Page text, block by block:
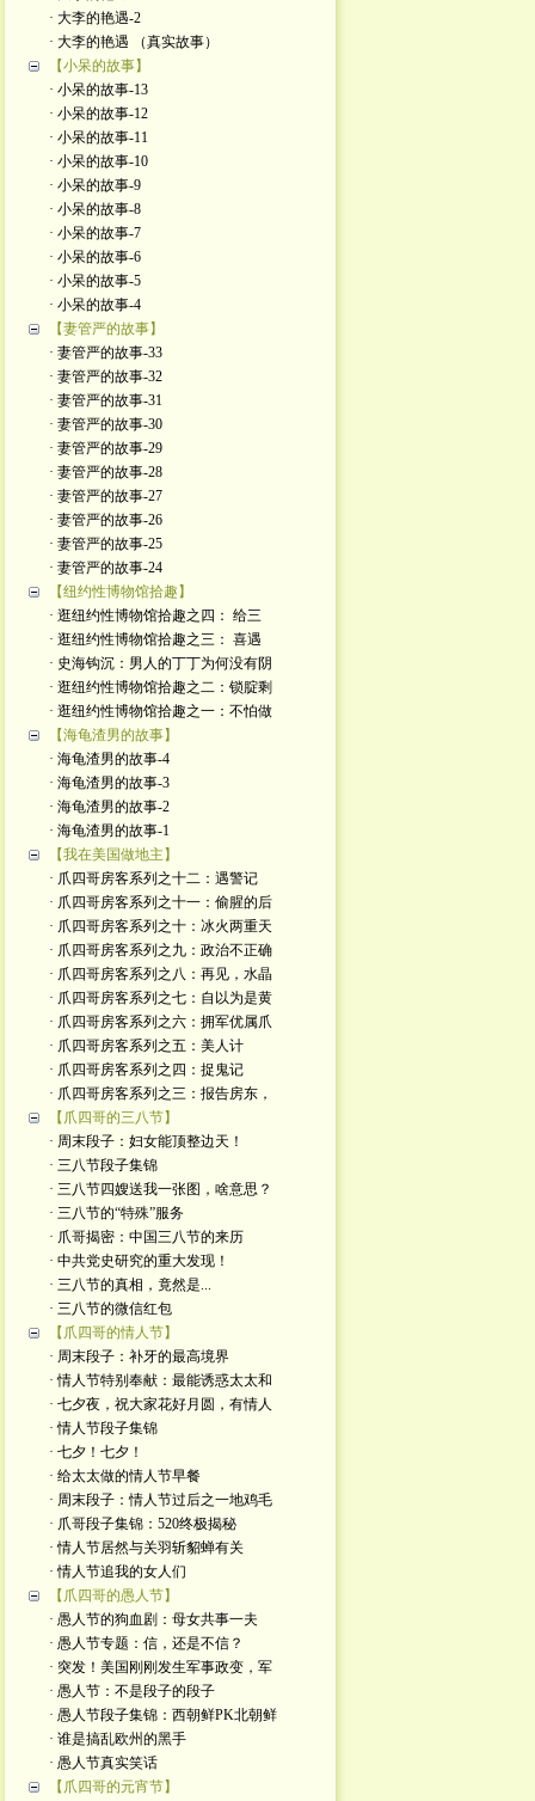
· 大李的艳遇-2
· 大李的艳遇 （真实故事）
【小呆的故事】
· 小呆的故事-13
· 小呆的故事-12
· 小呆的故事-11
· 小呆的故事-10
· 小呆的故事-9
· 小呆的故事-8
· 小呆的故事-7
· 小呆的故事-6
· 小呆的故事-5
· 小呆的故事-4
【妻管严的故事】
· 妻管严的故事-33
· 妻管严的故事-32
· 妻管严的故事-31
· 妻管严的故事-30
· 妻管严的故事-29
· 妻管严的故事-28
· 妻管严的故事-27
· 妻管严的故事-26
· 妻管严的故事-25
· 妻管严的故事-24
【纽约性博物馆拾趣】
· 逛纽约性博物馆拾趣之四： 给三
· 逛纽约性博物馆拾趣之三： 喜遇
· 史海钩沉：男人的丁丁为何没有阴
· 逛纽约性博物馆拾趣之二：锁腚剩
· 逛纽约性博物馆拾趣之一：不怕做
【海龟渣男的故事】
· 海龟渣男的故事-4
· 海龟渣男的故事-3
· 海龟渣男的故事-2
· 海龟渣男的故事-1
【我在美国做地主】
· 爪四哥房客系列之十二：遇警记
· 爪四哥房客系列之十一：偷腥的后
· 爪四哥房客系列之十：冰火两重天
· 爪四哥房客系列之九：政治不正确
· 爪四哥房客系列之八：再见，水晶
· 爪四哥房客系列之七：自以为是黄
· 爪四哥房客系列之六：拥军优属爪
· 爪四哥房客系列之五：美人计
· 爪四哥房客系列之四：捉鬼记
· 爪四哥房客系列之三：报告房东，
【爪四哥的三八节】
· 周末段子：妇女能顶整边天！
· 三八节段子集锦
· 三八节四嫂送我一张图，啥意思？
· 三八节的“特殊”服务
· 爪哥揭密：中国三八节的来历
· 中共党史研究的重大发现！
· 三八节的真相，竟然是...
· 三八节的微信红包
【爪四哥的情人节】
· 周末段子：补牙的最高境界
· 情人节特别奉献：最能诱惑太太和
· 七夕夜，祝大家花好月圆，有情人
· 情人节段子集锦
· 七夕！七夕！
· 给太太做的情人节早餐
· 周末段子：情人节过后之一地鸡毛
· 爪哥段子集锦：520终极揭秘
· 情人节居然与关羽斩貂蝉有关
· 情人节追我的女人们
【爪四哥的愚人节】
· 愚人节的狗血剧：母女共事一夫
· 愚人节专题：信，还是不信？
· 突发！美国刚刚发生军事政变，军
· 愚人节：不是段子的段子
· 愚人节段子集锦：西朝鲜PK北朝鲜
· 谁是搞乱欧州的黑手
· 愚人节真实笑话
【爪四哥的元宵节】